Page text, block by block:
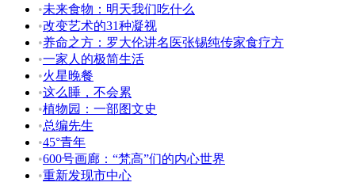
•未来食物：明天我们吃什么
•改变艺术的31种凝视
•养命之方：罗大伦讲名医张锡纯传家食疗方
•一家人的极简生活
•火星晚餐
•这么睡，不会累
•植物园：一部图文史
•总编先生
•45°青年
•600号画廊：“梵高”们的内心世界
•重新发现市中心